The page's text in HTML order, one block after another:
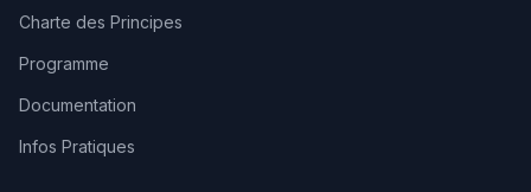
Charte des Principes
Programme
Documentation
Infos Pratiques